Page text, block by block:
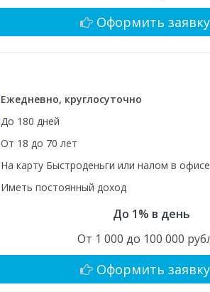
Оформить заявку
Ежедневно, круглосуточно
До 180 дней
От 18 до 70 лет
На карту Быстроденьги или налом в офисе
Иметь постоянный доход
До 1% в день
От 1 000 до 100 000
Оформить заявку